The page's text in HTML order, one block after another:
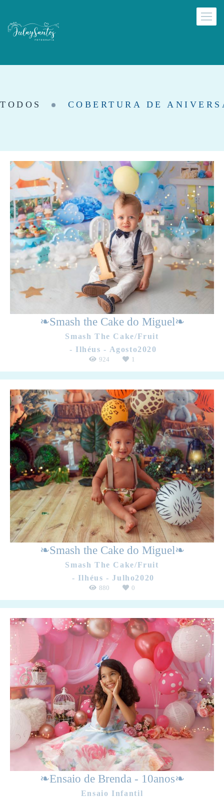
TODOS COBERTURA DE
❧Smash the Cake do Miguel❧
Smash The Cake/Fruit
Ilhéus - Agosto2020
924 1
❧Smash the Cake do Miguel❧
Smash The Cake/Fruit
Ilhéus - Julho2020
880 0
❧Ensaio de Brenda - 10anos❧
Ensaio Infantil